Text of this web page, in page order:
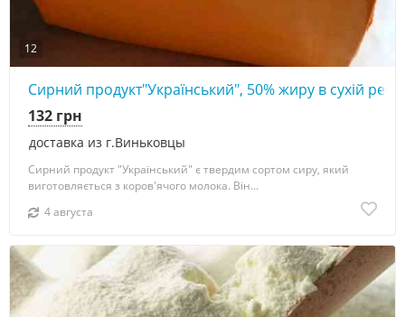
12
Сирний продукт"Український", 50% жиру в сухій
доставка из г.Виньковцы
132 грн
Сирний продукт "Український" є твердим сортом сиру, який
виготовляється з коров'ячого молока. Він...
4 августа